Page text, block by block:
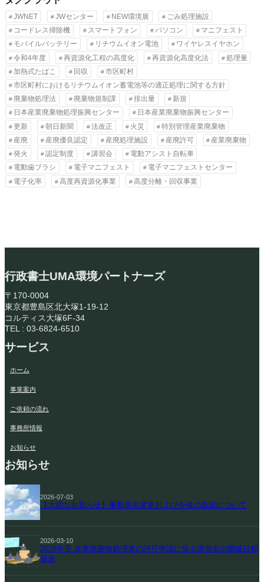
JWNET JWセンター NEW環境展
ごみ処理施設
コードレス掃除機
スマートフォン パソコン
マニフェスト
モバイルバッテリー
リチウムイオン電池
ワイヤレスイヤホン
令和4年度
再資源化工程の高度化 再資源化高度化法
処理量
加熱式たばこ
回収
市区町村
市区町村におけるリチウムイオン蓄電池等の適正処理に関する方針
廃棄物処理法
廃棄物規制課 排出量
新規
日本産業廃棄物処理振興センター
日本産業廃棄物振興センター
更新
朝日新聞 法改正 火災
特別管理産業廃棄物
産廃
産廃優良認定 産廃処理施設 産廃許可
産業廃棄物
発火
認定制度 講習会
電動アシスト自転車
電動歯ブラシ
電子マニフェスト
電子マニフェストセンター
電子化率
高度再資源化事業 高度分離・回収事業
行政書士UMA環境パートナーズ
〒170-0004
東京都豊島区北大塚1-19-12
コルティス大塚6F-34
TEL : 03-6824-6510
サービス
ホーム
事業案内
ご依頼の流れ
事務所情報
お知らせ
お知らせ
2026-07-03
【大切なお知らせ】事務所名変更および今後の取組について
2026-03-10
2026年度 産業廃棄物処理業の許可申請に係る講習会の開催日程
発表